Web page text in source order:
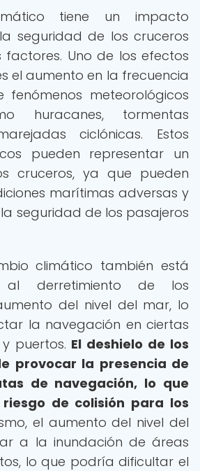
tiene un impacto
seguridad de los cruceros
Uno de los efectos
el aumento en la frecuencia
fenómenos meteorológicos
huracanes, tormentas
ciclónicas. Estos
pueden representar un
cruceros, ya que pueden
marítimas adversas y
seguridad de los pasajeros
climático también está
al derretimiento de los
del nivel del mar, lo
la navegación en ciertas
puertos. El deshielo de los
provocar la presencia de
de navegación, lo que
de colisión para los
el aumento del nivel del
a la inundación de áreas
lo que podría dificultar el